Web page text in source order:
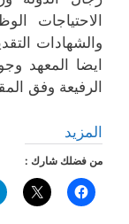
الاحتياجات
والشهادات
ايضا المعهد
الرفيعة وفق
المزيد
من فضلك شارك :